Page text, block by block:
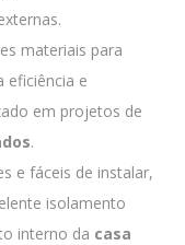
materiais para
eficiência e
em projetos de
.
e fáceis de instalar,
isolamento
interno da casa